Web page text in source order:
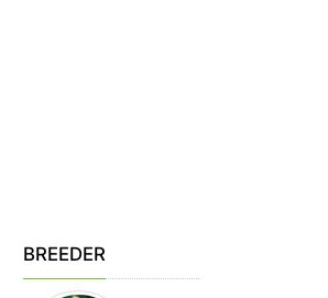
BREEDER